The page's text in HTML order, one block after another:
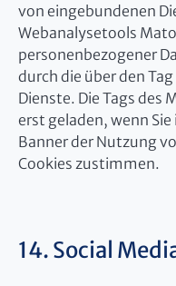
von eingebundenen
Webanalysetools
personenbezogener
durch die über den
Dienste. Die Tags des
erst geladen, wenn
Banner der Nutzung
Cookies zustimmen.
14. Social